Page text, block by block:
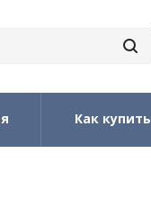
Как купить